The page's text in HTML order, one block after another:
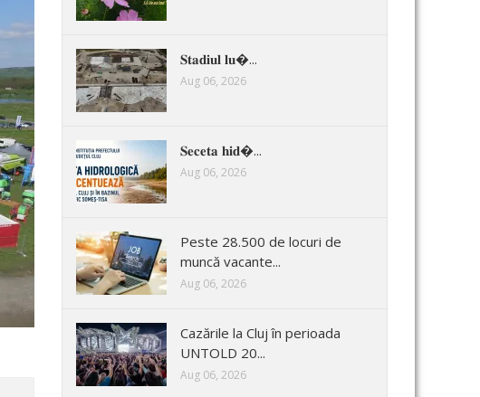
𝐒𝐭𝐚𝐝𝐢𝐮𝐥 𝐥𝐮�...
Aug 06, 2026
𝐒𝐞𝐜𝐞𝐭𝐚 𝐡𝐢𝐝�...
Aug 06, 2026
Peste 28.500 de locuri de
muncă vacante...
Aug 06, 2026
Cazările la Cluj în perioada
UNTOLD 20...
Aug 06, 2026